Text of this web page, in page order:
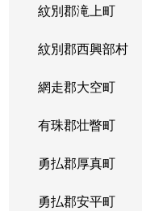
紋別郡滝上町
紋別郡西興部村
網走郡大空町
有珠郡壮瞥町
勇払郡厚真町
勇払郡安平町